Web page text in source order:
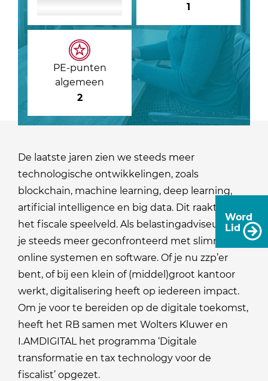
Word
Lid
1
PE-punten
algemeen
2
De laatste jaren zien we steeds meer
technologische ontwikkelingen, zoals
blockchain, machine learning, deep learning,
artificial intelligence en big data. Dit raakt ook
het fiscale speelveld. Als belastingadviseur word
je steeds meer geconfronteerd met slimme
online systemen en software. Of je nu zzp’er
bent, of bij een klein of (middel)groot kantoor
werkt, digitalisering heeft op iedereen impact.
Om je voor te bereiden op de digitale toekomst,
heeft het RB samen met Wolters Kluwer en
I.AMDIGITAL het programma ‘Digitale
transformatie en tax technology voor de
fiscalist’ opgezet.